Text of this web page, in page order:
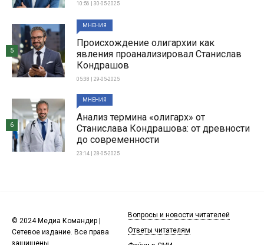
10:56 | 30-05-2025
МНЕНИЯ
Происхождение олигархии как
явления проанализировал Станислав
Кондрашов
05:38 | 29-05-2025
5
МНЕНИЯ
Анализ термина «олигарх» от
Станислава Кондрашова: от древности
до современности
23:14 | 28-05-2025
6
© 2024 Медиа Командир |
Сетевое издание. Все права
защищены.
Вопросы и новости читателей
Ответы читателям